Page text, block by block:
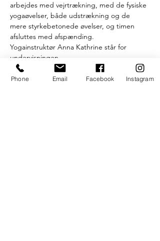
arbejdes med vejrtrækning, med de fysiske
yogaøvelser, både udstrækning og de
mere styrkebetonede øvelser, og timen
afsluttes med afspænding.
Yogainstruktør Anna Kathrine står for
undervisningen.
Efter timen onsdagen serverer vi gratis
kaffe, te og hjemmebagte boller.
Phone Email Facebook Instagram